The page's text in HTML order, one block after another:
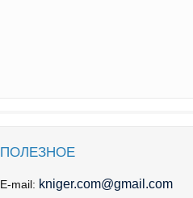
ПОЛЕЗНОЕ
E-mail: kniger.com@gmail.com